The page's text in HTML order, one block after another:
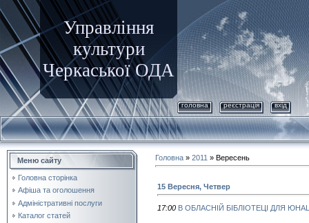
Управління
культури
Черкаської ОДА
головна реєстрація вхід
Меню сайту
Головна сторінка
Афіша та оголошення
Адміністративні послуги
Каталог статей
Головна » 2011 » Вересень
15 Вересня, Четвер
17:00 В ОБЛАСНІЙ БІБЛІОТЕЦІ ДЛЯ